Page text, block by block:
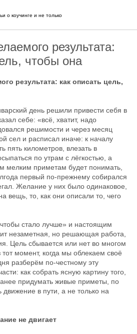
о коучинге и не только
результата:
чтобы она
результата: как описать цель,
день решили привести себя в
себе: «всё, хватит, надо
решимости и через месяц
сел и расписал иначе: к началу
пять километров, влезать в
по утрам с лёгкостью, а
мелким приметам будет понимать,
первый по-прежнему собирался
Желание у них было одинаковое,
вещь, то, как они описали то, чего
стало лучше» и настоящим
незаметная, но решающая работа,
Цель сбывается или нет во многом
момент, когда мы облекаем своё
разберём по-честному эту
как собрать ясную картину того,
придумать живые приметы, по
в пути, а не только на
не двигает